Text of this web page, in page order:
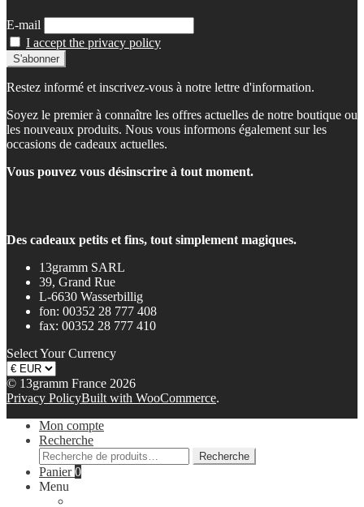
E-mail
I accept the privacy policy
Restez informé et inscrivez-vous à notre lettre d'information.
Soyez le premier à connaître les offres actuelles de notre boutique ou
les nouveaux produits. Nous vous informons également sur les
occasions de cadeaux actuelles.
Vous pouvez vous désinscrire à tout moment.
Des cadeaux petits et fins, tout simplement magiques.
13gramm SARL
39, Grand Rue
L-6630 Wasserbillig
fon: 00352 28 777 408
fax: 00352 28 777 410
Select Your Currency
© 13gramm France 2026
Privacy PolicyBuilt with WooCommerce.
Mon compte
Recherche
Recherche
pour :
Recherche
Panier0
Menu